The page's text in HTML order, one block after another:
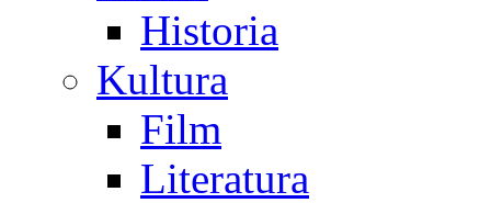
Historia
Kultura
Film
Literatura